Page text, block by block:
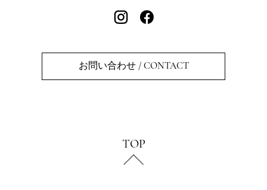
お問い合わせ / CONTACT
TOP